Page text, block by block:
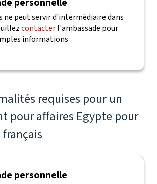
ne peut servir d'intermédiaire dans
contacterl'ambassade pour
informations
requises pour un
pour affaires Egypte pour
personnelle